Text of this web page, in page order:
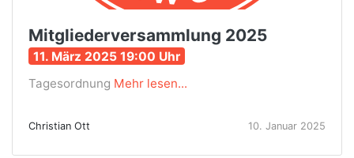
Mitgliederversammlung 2025
11. März 2025 19:00 Uhr
Tagesordnung Mehr lesen...
Christian Ott 10. Januar 2025